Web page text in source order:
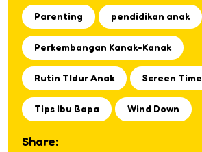
Parenting pendidikan anak
Perkembangan Kanak-Kanak
Rutin TIdur Anak Screen Time
Tips Ibu Bapa Wind Down
Share: